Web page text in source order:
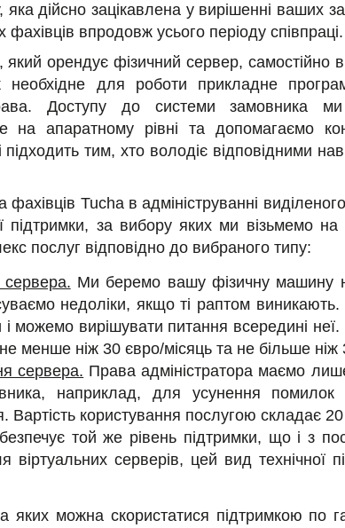
яка дійсно зацікавлена у вирішенні ваших
впродовж усього періоду співпраці.
орендує фізичний сервер, самостійно
для роботи прикладне
Доступу до системи замовника
на апаратному рівні та допомагаємо
тим, хто володіє відповідними
Tucha в адмініструванні
підтримки, за вибору яких ми візьмемо на
послуг відповідно до вибраного типу:
сервера. Ми беремо вашу фізичну машину
недоліки, якщо ті раптом
можемо вирішувати питання всередині неї.
менше ніж 30 євро/місяць та не більше ніж
сервера. Права адміністратора маємо
наприклад, для усунення
Вартість користування послугою складає
той же рівень підтримки, що і з
серверів, цей вид технічної
можна скористатися підтримкою по